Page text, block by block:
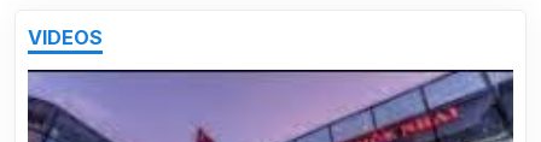
VIDEOS